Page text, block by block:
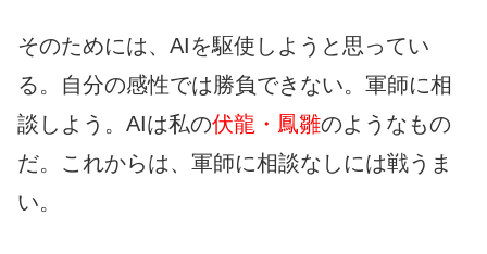
そのためには、AIを駆使しようと思ってい
る。自分の感性では勝負できない。軍師に相
談しよう。AIは私の伏龍・鳳雛のようなもの
だ。これからは、軍師に相談なしには戦うま
い。